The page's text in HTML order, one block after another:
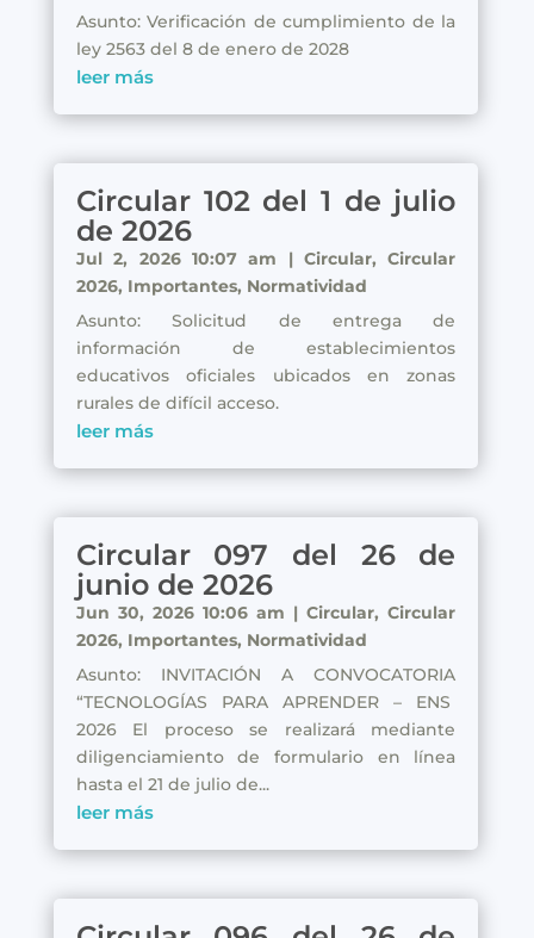
Asunto: Verificación de cumplimiento de la
ley 2563 del 8 de enero de 2028
leer más
Circular 102 del 1 de julio
de 2026
Jul 2, 2026 10:07 am |Circular,Circular
2026, Importantes, Normatividad
Asunto: Solicitud de entrega de
información de establecimientos
educativos oficiales ubicados en zonas
rurales de difícil acceso.
leer más
Circular 097 del 26 de
junio de 2026
Jun 30, 2026 10:06 am |Circular,Circular
2026, Importantes, Normatividad
Asunto: INVITACIÓN A CONVOCATORIA
“TECNOLOGÍAS PARA APRENDER – ENS
2026 El proceso se realizará mediante
diligenciamiento de formulario en línea
hasta el 21 de julio de...
leer más